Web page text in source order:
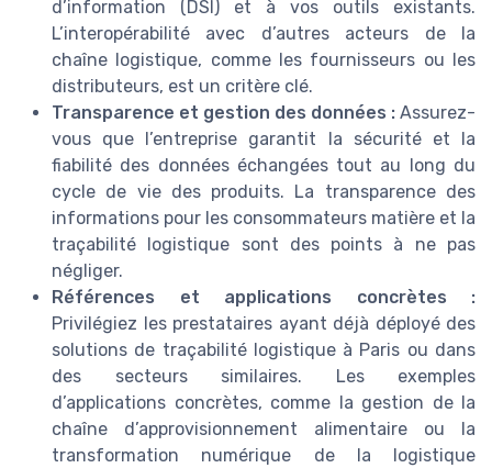
d’information (DSI) et à vos outils existants.
L’interopérabilité avec d’autres acteurs de la
chaîne logistique, comme les fournisseurs ou les
distributeurs, est un critère clé.
Transparence et gestion des données : Assurez-
vous que l’entreprise garantit la sécurité et la
fiabilité des données échangées tout au long du
cycle de vie des produits. La transparence des
informations pour les consommateurs matière et la
traçabilité logistique sont des points à ne pas
négliger.
Références et applications concrètes :
Privilégiez les prestataires ayant déjà déployé des
solutions de traçabilité logistique à Paris ou dans
des secteurs similaires. Les exemples
d’applications concrètes, comme la gestion de la
chaîne d’approvisionnement alimentaire ou la
transformation numérique de la logistique